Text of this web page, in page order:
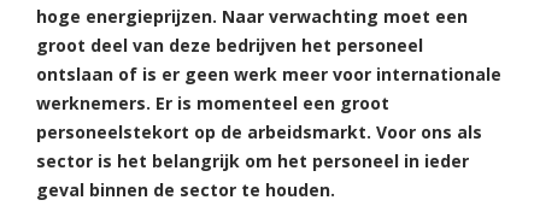
hoge energieprijzen. Naar verwachting moet een
groot deel van deze bedrijven het personeel
ontslaan of is er geen werk meer voor internationale
werknemers. Er is momenteel een groot
personeelstekort op de arbeidsmarkt. Voor ons als
sector is het belangrijk om het personeel in ieder
geval binnen de sector te houden.